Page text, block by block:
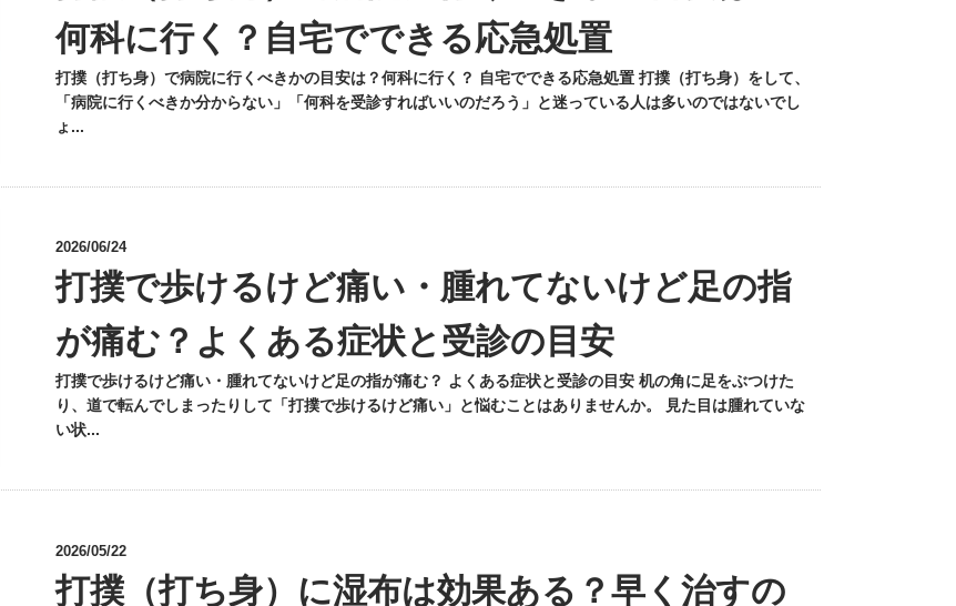
何科に行く？自宅でできる応急処置
打撲（打ち身）で病院に行くべきかの目安は？何科に行く？ 自宅でできる応急処置 打撲（打ち身）をして、
「病院に行くべきか分からない」「何科を受診すればいいのだろう」と迷っている人は多いのではないでし
ょ...
2026/06/24
打撲で歩けるけど痛い・腫れてないけど足の指
が痛む？よくある症状と受診の目安
打撲で歩けるけど痛い・腫れてないけど足の指が痛む？ よくある症状と受診の目安 机の角に足をぶつけた
り、道で転んでしまったりして「打撲で歩けるけど痛い」と悩むことはありませんか。 見た目は腫れていな
い状...
2026/05/22
打撲（打ち身）に湿布は効果ある？早く治すの